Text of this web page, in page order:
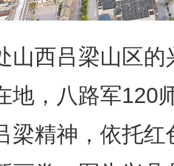
西吕梁山区的
地，八路军120
梁精神，依托